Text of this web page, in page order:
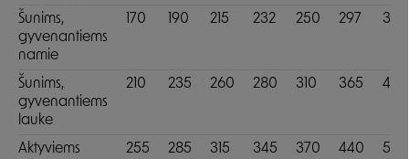
Šunims,
gyvenantiems
namie
170 190 215 232 250 297 340
Šunims,
gyvenantiems
lauke
210 235 260 280 310 365 416
Aktyviems
255 285 315 345 370 440 500